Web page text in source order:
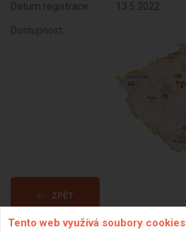
Datum registrace: 13.5.2022
Dostupnost:
ZPĚT
Tento web využívá soubory cookies